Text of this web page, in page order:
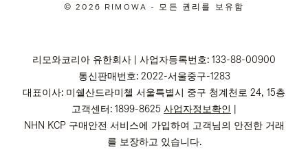
십
© 2026 RIMOWA - 모든 권리를 보유함
리모와코리아 유한회사 | 사업자등록번호: 133-88-00900
통신판매번호: 2022-서울중구-1283
대표이사: 미쉘산드라미첼 서울특별시 중구 청계천로 24, 15층
고객센터: 1899-8625 사업자정보확인 |
NHN KCP 구매안전 서비스에 가입하여 고객님의 안전한 거래
를 보장하고 있습니다.